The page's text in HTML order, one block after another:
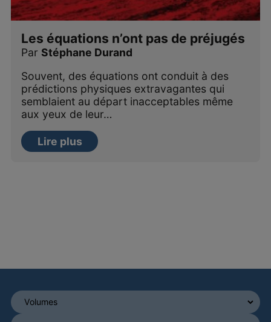
Les équations n’ont pas de préjugés
Par Stéphane Durand
Souvent, des équations ont conduit à des
prédictions physiques extravagantes qui
semblaient au départ inacceptables même
aux yeux de leur…
Lire plus